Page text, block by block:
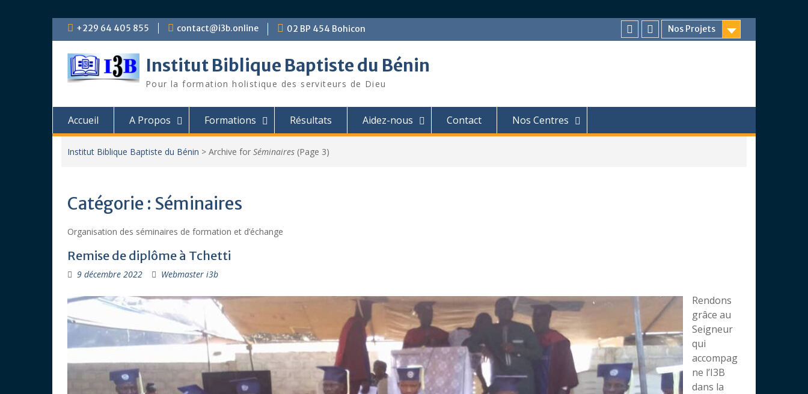
Skip +229 64 405 855 contact@i3b.online 02 BP 454 Bohicon
Nos Projets
Facebook
Chaîne
Institut Biblique Baptiste du Bénin
Pour la formation holistique des serviteurs de Dieu
Accueil A Propos Formations Résultats Aidez-nous Contact Nos Centres
Institut Biblique Baptiste du Bénin > Archive for Séminaires (Page 3)
Catégorie : Séminaires
Organisation des séminaires de formation et d’échange
Remise de diplôme à Tchetti
9 décembre 2022 Webmaster i3b
Rendons
grâce au
Seigneur
qui
accompag
ne l’I3B
dans la